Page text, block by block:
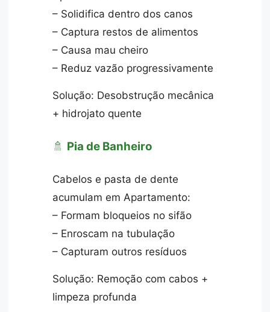
– Solidifica dentro dos canos
– Captura restos de alimentos
– Causa mau cheiro
– Reduz vazão progressivamente
Solução: Desobstrução mecânica
+ hidrojato quente
🚿 Pia de Banheiro
Cabelos e pasta de dente
acumulam em Apartamento:
– Formam bloqueios no sifão
– Enroscam na tubulação
– Capturam outros resíduos
Solução: Remoção com cabos +
limpeza profunda